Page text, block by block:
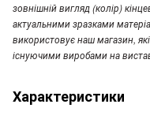
зовнішній вигляд (колір)
актуальними зразками
використовує наш магазин,
існуючими виробами на
Характеристики